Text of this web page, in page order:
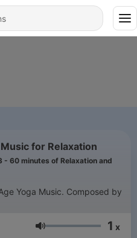
for Relaxation
- 60 minutes of Relaxation and
Yoga Music. Composed by
Volume 1 x